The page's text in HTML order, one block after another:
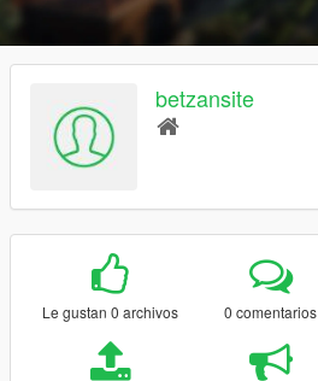
betzansite
Le gustan 0 archivos 0 comentarios